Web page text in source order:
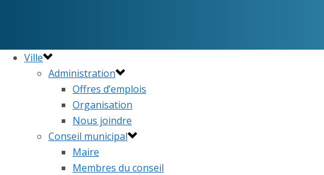
Ville
Administration
Offres d’emplois
Organisation
Nous joindre
Conseil municipal
Maire
Membres du conseil